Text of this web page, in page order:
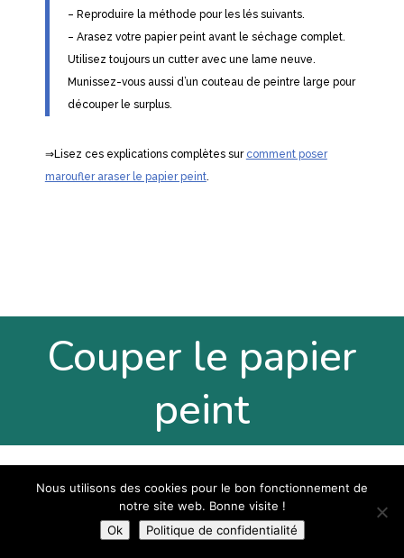
– Reproduire la méthode pour les lés suivants.
– Arasez votre papier peint avant le séchage complet.
Utilisez toujours un cutter avec une lame neuve.
Munissez-vous aussi d’un couteau de peintre large pour
découper le surplus.
⇒Lisez ces explications complètes sur comment poser
maroufler araser le papier peint.
Couper le papier
peint
Comment et quand couper la
Nous utilisons des cookies pour le bon fonctionnement de
notre site web. Bonne visite !
Ok
Politique de confidentialité